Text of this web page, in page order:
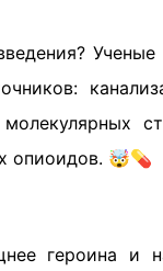
Ученые
молекулярных
опиоидов. 🤯💊
героина и